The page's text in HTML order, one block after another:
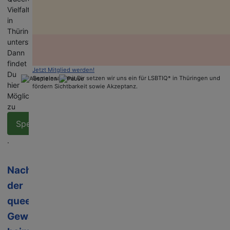
Jetzt Mitglied werden!
Gemeinsam mit Dir setzen wir uns ein für LSBTIQ* in Thüringen und
fördern Sichtbarkeit sowie Akzeptanz.
Vielfalt
in
Thüringen
unterstützen?
Dann
findet
Du
hier
Möglichkeiten
zu
Spenden
.
Nach
der
queerfeindlichen
Gewalttat